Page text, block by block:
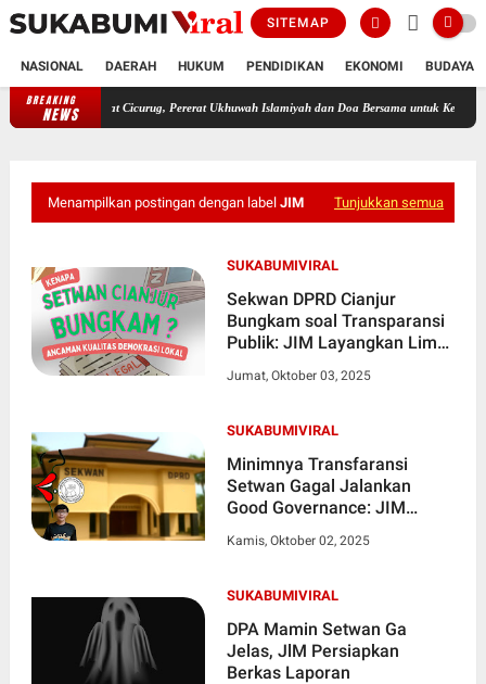
SITEMAP
NASIONAL DAERAH HUKUM PENDIDIKAN EKONOMI BUDAYA
BREAKING
NEWS
Sapu Jagat Cicurug, Pererat Ukhuwah Islamiyah dan Doa Bersama untuk Keberkahan
Menampilkan postingan dengan label JIM Tunjukkan semua
SUKABUMIVIRAL
Sekwan DPRD Cianjur
Bungkam soal Transparansi
Publik: JIM Layangkan Lima
Jumat, Oktober 03, 2025
SUKABUMIVIRAL
Minimnya Transfaransi
Setwan Gagal Jalankan
Good Governance: JIM
Besaran
Kamis, Oktober 02, 2025
SUKABUMIVIRAL
DPA Mamin Setwan Ga
Jelas, JlM Persiapkan
Berkas Laporan